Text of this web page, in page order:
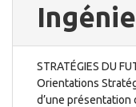
STRATÉGIES DU
Orientations
d’une présentation